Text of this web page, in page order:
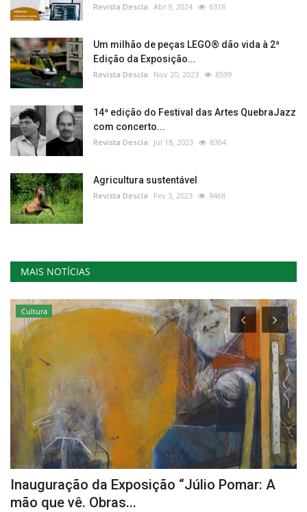
Revista Descla Abr 9, 2024 6318
Um milhão de peças LEGO® dão vida à 2ª
Edição da Exposição...
Revista Descla Nov 20, 2023 8599
14ª edição do Festival das Artes QuebraJazz
com concerto...
Revista Descla Jul 18, 2023 8364
Agricultura sustentável
Revista Descla Fev 3, 2023 9468
MAIS NOTÍCIAS
Cultura
Inauguração da Exposição “Júlio Pomar: A
mão que vê. Obras...